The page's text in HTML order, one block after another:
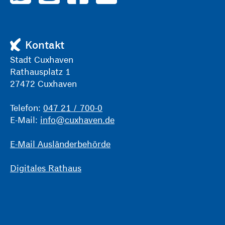
Kontakt
Stadt Cuxhaven
Rathausplatz 1
27472 Cuxhaven
Telefon: 047 21 / 700-0
E-Mail: info@cuxhaven.de
E-Mail Ausländerbehörde
Digitales Rathaus